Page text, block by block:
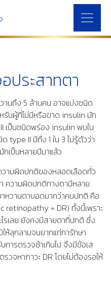
ประสาทตา
านถึง 5 ล้านคน อาจแบ่งชนิด
รับผู้ที่ไม่มีหรือขาด insulin มัก
เป็นชนิดพร่อง insulin พบใน
type II มีถึง 1 ใน 3 ไม่รู้ตัวว่า
กเป็นหลายปีมาแล้ว
วามผิดปกติของหลอดเลือดทั่ว
ความผิดปกติทางตามีหลาย
าหวานตาบอดมากว่าคนปกติ คือ
retinopathy = DR) ทั้งนี้เพราะ
ไรเลย ยังคงมีสายตาที่ปกติ ซึ่ง
ห้ลุกลามจนยากแก่การักษา
การตรวจช้าเกินไป จึงมีข้อเส
วจหาภาวะ DR โดยไม่ต้องรอให้